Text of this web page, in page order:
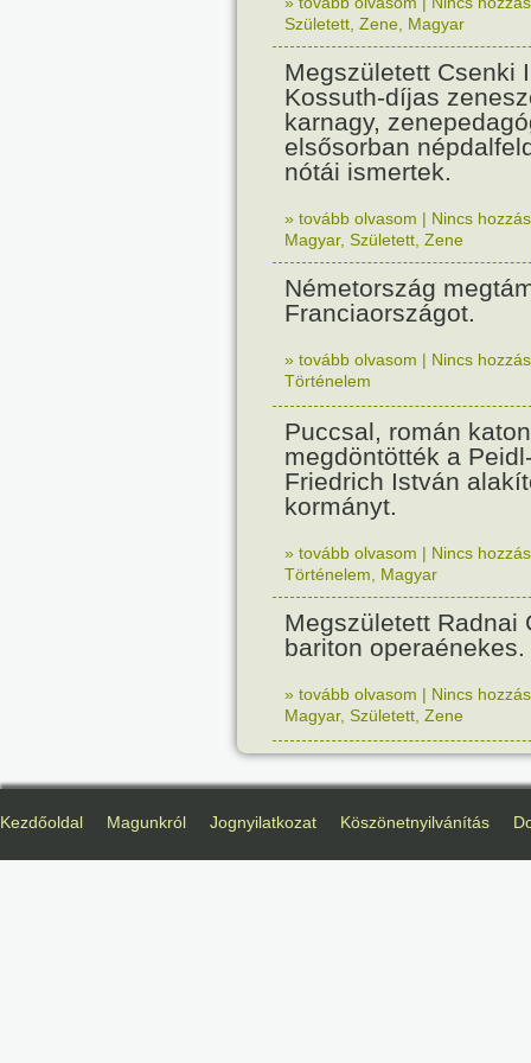
Született Zene Magyar
Megszületett Csenki
Kossuth-díjas
karnagy,
elsősorban
nótái ismertek.
» tovább olvasom | Nincs
Magyar, Született Zene
Németország
Franciaországot.
» tovább olvasom | Nincs
Történelem
Puccsal, román
megdöntötték a
Friedrich István
kormányt.
» tovább olvasom | Nincs
Történelem
Magyar
Megszületett Radnai
bariton operaénekes.
» tovább olvasom | Nincs
Magyar, Született Zene
Kezdőoldal Magunkról Jognyilatkozat Köszönetnyilvánítás